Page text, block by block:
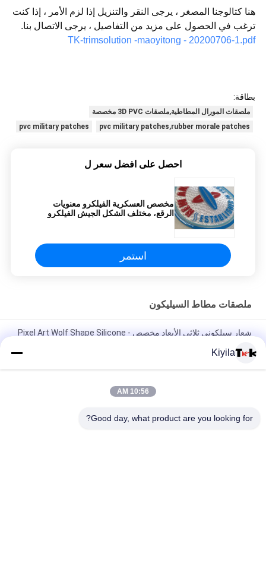
هنا كتالوجنا المصغر ، يرجى النقر والتنزيل إذا لزم الأمر ، إذا كنت
ترغب في الحصول على مزيد من التفاصيل ، يرجى الاتصال بنا.
TK-trimsolution -maoyitong - 20200706-1.pdf
بطاقة:
ملصقات المورال المطاطية,ملصقات 3D PVC مخصصة
pvc military patches,rubber morale patches
pvc military patches
احصل على افضل سعر ل
مخصص العسكرية الفيلكرو معنويات
الرقع، مختلف الشكل الجيش الفيلكرو
استمر
ملصقات مطاط السيليكون
شعار سيلكوني ثلاثي الأبعاد مخصص - Pixel Art Wolf Shape Silicone
شارات السيليكون بالجملة المخصصة - الرسوم الكرتونية الحيوان /
شعار العلامة التجارية البقع للملابس حقيبة ظهر تزيين قبعة
والتحلل البيولوجي
Kiyila
10:56 AM
Good day, what product are you looking for?